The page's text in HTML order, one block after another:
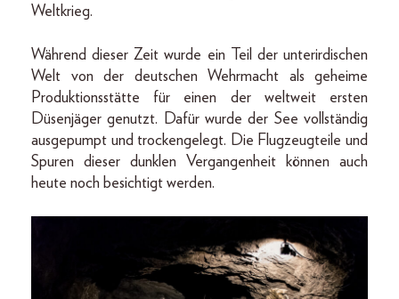
Weltkrieg.
Während dieser Zeit wurde ein Teil der unterirdischen
Welt von der deutschen Wehrmacht als geheime
Produktionsstätte für einen der weltweit ersten
Düsenjäger genutzt. Dafür wurde der See vollständig
ausgepumpt und trockengelegt. Die Flugzeugteile und
Spuren dieser dunklen Vergangenheit können auch
heute noch besichtigt werden.